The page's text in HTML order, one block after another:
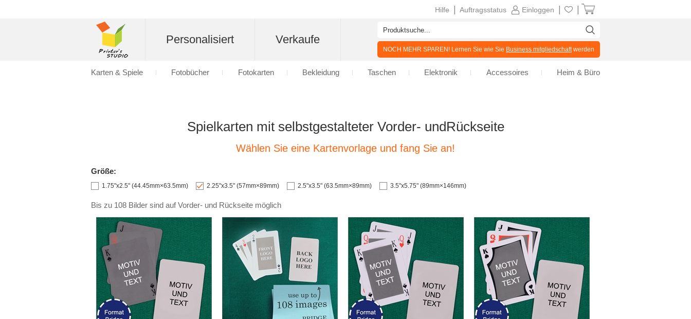
Spielkarten mit selbstgestalteter Vorder- undRückseite
Wählen Sie eine Kartenvorlage und fang Sie an!
Größe:
1.75"x2.5" (44.45mm×63.5mm) 2.25"x3.5" (57mm×89mm) 2.5"x3.5" (63.5mm×89mm) 3.5"x5.75" (89mm×146mm)
Bis zu 108 Bilder sind auf Vorder- und Rückseite möglich
Einloggen
Auftragsstatus
Hilfe
Personalisiert Verkaufe
NOCH MEHR SPAREN! Lernen Sie wie Sie Business mitgliedschaftwerden
Karten & Spiele Fotobücher Fotokarten Bekleidung Taschen Elektronik Accessoires Heim & Büro